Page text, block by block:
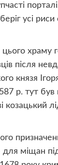
усі риси
храму
після
князя
р. тут був
козацький
міщан під